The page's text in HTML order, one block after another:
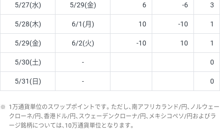
5/27(水) 5/29(金) 6 -6 3
5/28(木) 6/1(月) 10 -10 1
5/29(金) 6/2(火) -10 10 1
5/30(土) - 0
5/31(日) - 0
※ 1万通貨単位のスワップポイントです。ただし、南アフリカランド/円、ノルウェー
クローネ/円、香港ドル/円、スウェーデンクローナ/円、メキシコペソ/円およびラ
ージ銘柄については、10万通貨単位となります。